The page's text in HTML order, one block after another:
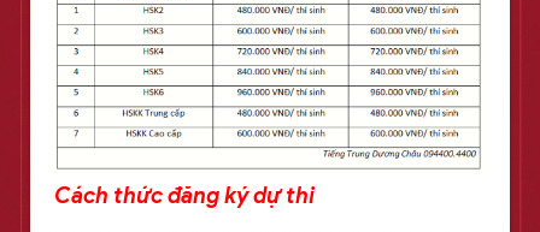
Cách thức đăng ký dự thi